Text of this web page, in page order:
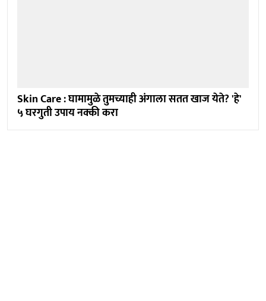
Skin Care : घामामुळे तुमच्याही अंगाला सतत खाज येते? 'हे'
५ घरगुती उपाय नक्की करा